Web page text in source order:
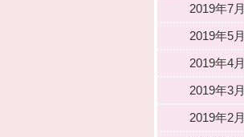
2019年7月
2019年5月
2019年4月
2019年3月
2019年2月